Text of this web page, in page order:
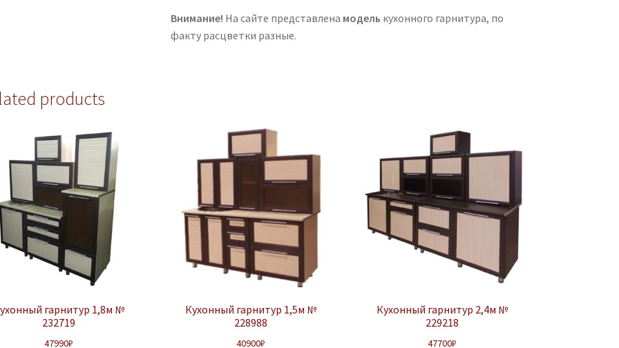
Внимание! На сайте представлена модель кухонного гарнитура, по
факту расцветки разные.
products
гарнитур 1,8м №
232719
47990₽
Кухонный гарнитур 1,5м №
228988
40900₽
Кухонный гарнитур 2,4м №
229218
47700₽